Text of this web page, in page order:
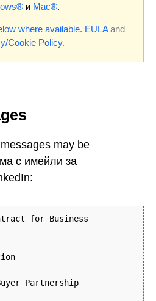
и Mac®.
where available. EULAand
Cookie Policy.
may be
с имейли за
for Business
Partnership